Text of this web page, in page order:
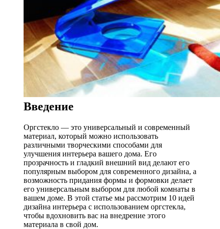
Введение
Оргстекло — это универсальный и современный
материал, который можно использовать
различными творческими способами для
улучшения интерьера вашего дома. Его
прозрачность и гладкий внешний вид делают его
популярным выбором для современного дизайна, а
возможность придания формы и формовки делает
его универсальным выбором для любой комнаты в
вашем доме. В этой статье мы рассмотрим 10 идей
дизайна интерьера с использованием оргстекла,
чтобы вдохновить вас на внедрение этого
материала в свой дом.